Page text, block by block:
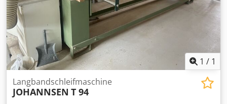
1 / 1
Langbandschleifmaschine
JOHANNSEN T 94